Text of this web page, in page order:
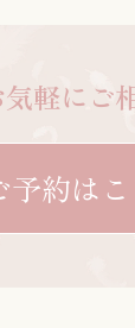
軽にご
予約は